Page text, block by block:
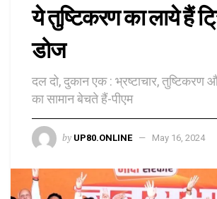
ये तुष्टिकरण का लाये हैं
डोज
दल दो, दुकान एक : भ्रष्टाचार, तुष्टिकरण
का सामान बेचते हैं-पीएम
by UP80.ONLINE May 16, 2024